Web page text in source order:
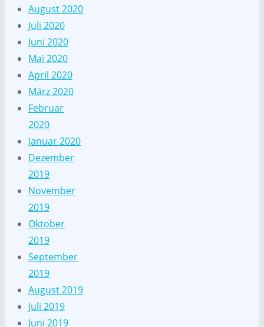
August 2020
Juli 2020
Juni 2020
Mai 2020
April 2020
März 2020
Februar
2020
Januar 2020
Dezember
2019
November
2019
Oktober
2019
September
2019
August 2019
Juli 2019
Juni 2019